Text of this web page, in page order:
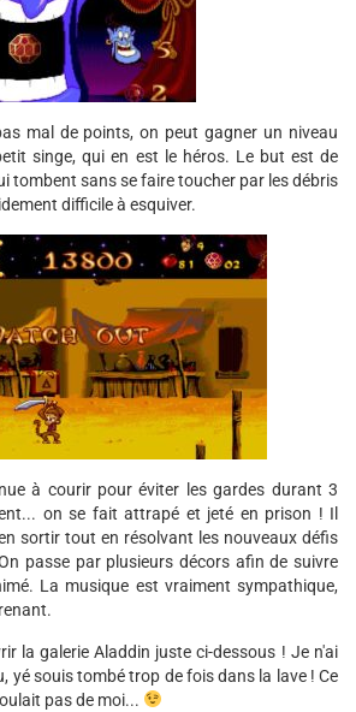
mal de points, on peut gagner un niveau
singe, qui en est le héros. Le but est de
tombent sans se faire toucher par les débris
difficile à esquiver.
à courir pour éviter les gardes durant 3
on se fait attrapé et jeté en prison ! Il
sortir tout en résolvant les nouveaux défis
passe par plusieurs décors afin de suivre
La musique est vraiment sympathique,
la galerie Aladdin juste ci-dessous ! Je n'ai
yé souis tombé trop de fois dans la lave ! Ce
pas de moi...